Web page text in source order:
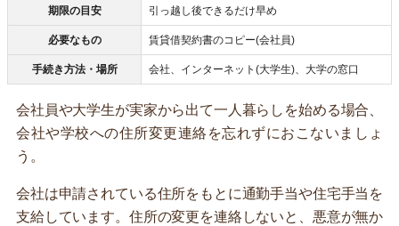
期限の目安 引っ越し後できるだけ早め
必要なもの 賃貸借契約書のコピー(会社員)
手続き方法・場所 会社、インターネット(大学生)、大学の窓口
会社員や大学生が実家から出て一人暮らしを始める場合、
会社や学校への住所変更連絡を忘れずにおこないましょ
う。
会社は申請されている住所をもとに通勤手当や住宅手当を
支給しています。住所の変更を連絡しないと、悪意が無か